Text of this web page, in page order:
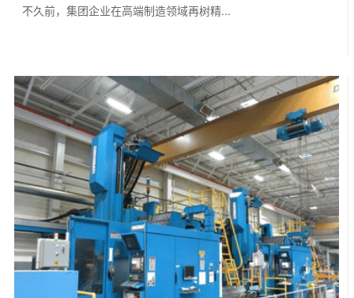
不久前，集团企业在高端制造领域再树精...